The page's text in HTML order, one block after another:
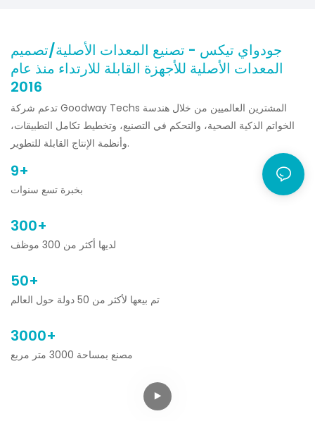
جودواي تيكس - تصنيع المعدات الأصلية/تصميم
المعدات الأصلية للأجهزة القابلة للارتداء منذ عام
2016
تدعم شركة Goodway Techs المشترين العالميين من خلال هندسة
الخواتم الذكية الصحية، والتحكم في التصنيع، وتخطيط تكامل التطبيقات،
وأنظمة الإنتاج القابلة للتطوير.
9+
بخبرة تسع سنوات
300+
لديها أكثر من 300 موظف
50+
تم بيعها لأكثر من 50 دولة حول العالم
3000+
مصنع بمساحة 3000 متر مربع